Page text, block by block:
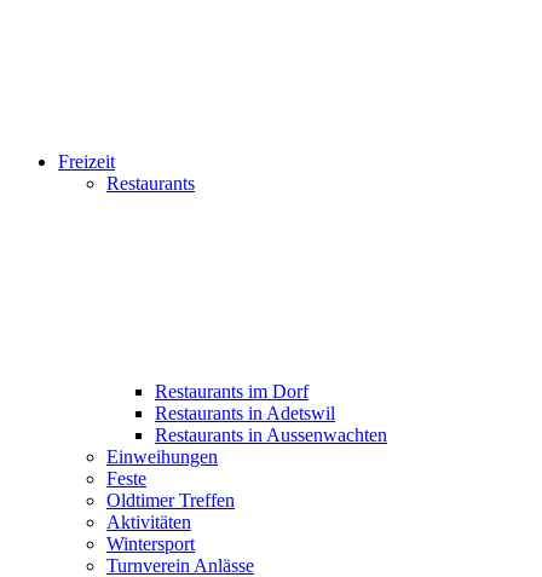
Freizeit
Restaurants
Restaurants im Dorf
Restaurants in Adetswil
Restaurants in Aussenwachten
Einweihungen
Feste
Oldtimer Treffen
Aktivitäten
Wintersport
Turnverein Anlässe